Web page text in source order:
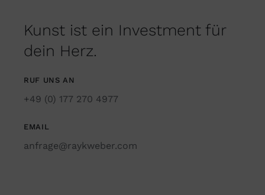
Kunst ist ein Investment für
dein Herz.
RUF UNS AN
+49 (0) 177 270 4977
EMAIL
anfrage@raykweber.com